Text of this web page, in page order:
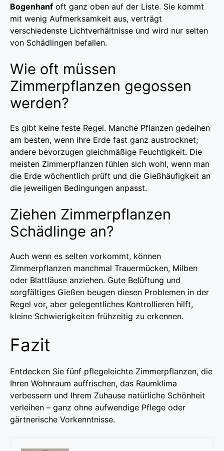
Bogenhanf oft ganz oben auf der Liste. Sie kommt
mit wenig Aufmerksamkeit aus, verträgt
verschiedenste Lichtverhältnisse und wird nur selten
von Schädlingen befallen.
Wie oft müssen
Zimmerpflanzen gegossen
werden?
Es gibt keine feste Regel. Manche Pflanzen gedeihen
am besten, wenn ihre Erde fast ganz austrocknet;
andere bevorzugen gleichmäßige Feuchtigkeit. Die
meisten Zimmerpflanzen fühlen sich wohl, wenn man
die Erde wöchentlich prüft und die Gießhäufigkeit an
die jeweiligen Bedingungen anpasst.
Ziehen Zimmerpflanzen
Schädlinge an?
Auch wenn es selten vorkommt, können
Zimmerpflanzen manchmal Trauermücken, Milben
oder Blattläuse anziehen. Gute Belüftung und
sorgfältiges Gießen beugen diesen Problemen in der
Regel vor, aber gelegentliches Kontrollieren hilft,
kleine Schwierigkeiten frühzeitig zu erkennen.
Fazit
Entdecken Sie fünf pflegeleichte Zimmerpflanzen, die
Ihren Wohnraum auffrischen, das Raumklima
verbessern und Ihrem Zuhause natürliche Schönheit
verleihen – ganz ohne aufwendige Pflege oder
gärtnerische Vorkenntnisse.